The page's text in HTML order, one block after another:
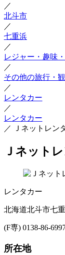
／
北斗市
／
七重浜
／
レジャー・趣味
／
その他の旅行・
／
レンタカー
／
レンタカー
／
Ｊネットレン
Ｊネット
レンタカー
北海道北斗市七
(F専) 0138-86-
所在地